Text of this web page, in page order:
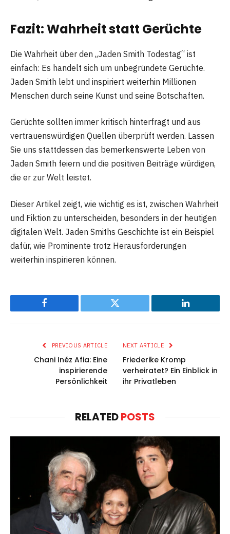
Fazit: Wahrheit statt Gerüchte
Die Wahrheit über den „Jaden Smith Todestag“ ist
einfach: Es handelt sich um unbegründete Gerüchte.
Jaden Smith lebt und inspiriert weiterhin Millionen
Menschen durch seine Kunst und seine Botschaften.
Gerüchte sollten immer kritisch hinterfragt und aus
vertrauenswürdigen Quellen überprüft werden. Lassen
Sie uns stattdessen das bemerkenswerte Leben von
Jaden Smith feiern und die positiven Beiträge würdigen,
die er zur Welt leistet.
Dieser Artikel zeigt, wie wichtig es ist, zwischen Wahrheit
und Fiktion zu unterscheiden, besonders in der heutigen
digitalen Welt. Jaden Smiths Geschichte ist ein Beispiel
dafür, wie Prominente trotz Herausforderungen
weiterhin inspirieren können.
Facebook Twitter LinkedIn
PREVIOUS ARTICLE
Chani Inéz Afia: Eine
inspirierende
Persönlichkeit
NEXT ARTICLE
Friederike Kromp
verheiratet? Ein Einblick in
ihr Privatleben
RELATEDPOSTS